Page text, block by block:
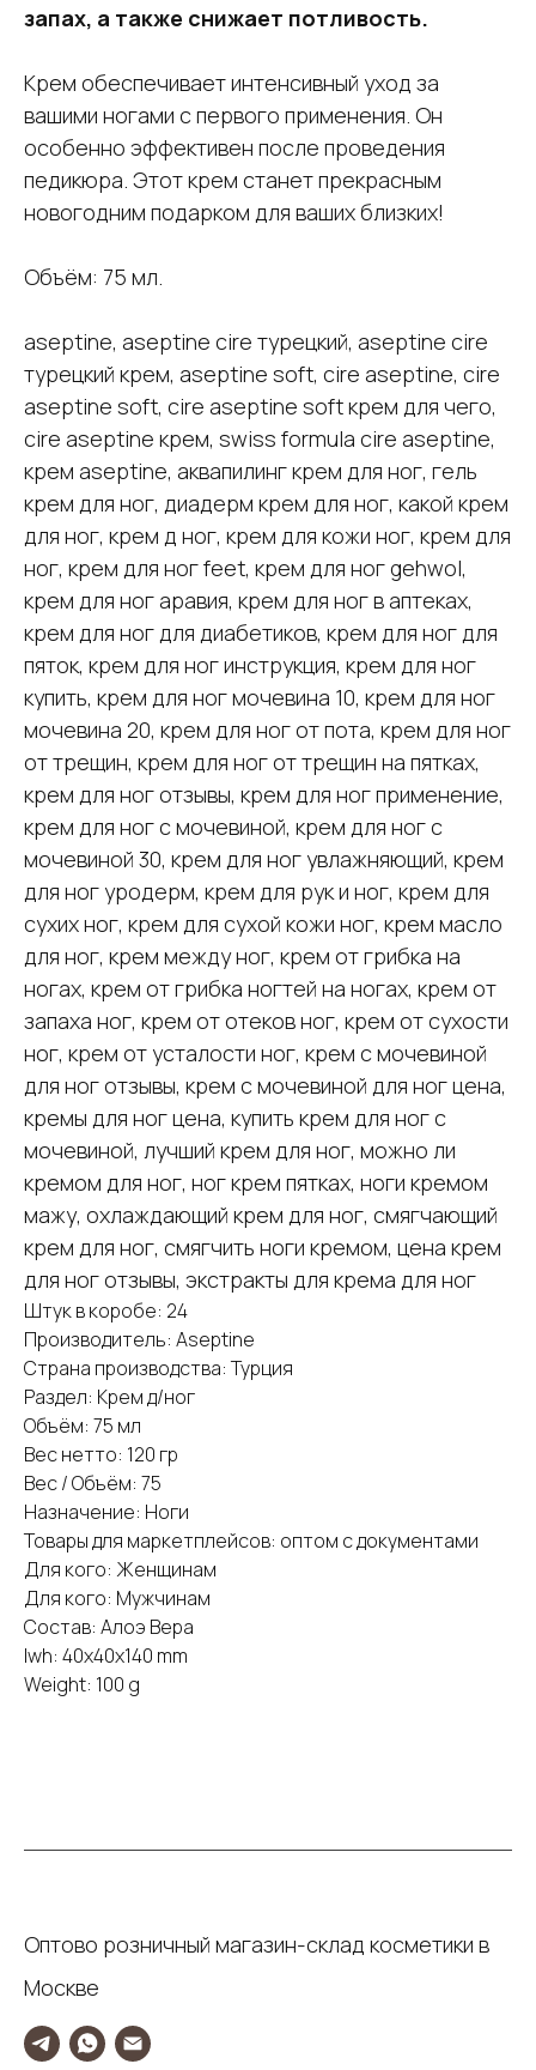
запах, а также снижает потливость.
Крем обеспечивает интенсивный уход за
вашими ногами с первого применения. Он
особенно эффективен после проведения
педикюра. Этот крем станет прекрасным
новогодним подарком для ваших близких!
Объём: 75 мл.
aseptine, aseptine cire турецкий, aseptine cire
турецкий крем, aseptine soft, cire aseptine, cire
aseptine soft, cire aseptine soft крем для чего,
cire aseptine крем, swiss formula cire aseptine,
крем aseptine, аквапилинг крем для ног, гель
крем для ног, диадерм крем для ног, какой крем
для ног, крем д ног, крем для кожи ног, крем для
ног, крем для ног feet, крем для ног gehwol,
крем для ног аравия, крем для ног в аптеках,
крем для ног для диабетиков, крем для ног для
пяток, крем для ног инструкция, крем для ног
купить, крем для ног мочевина 10, крем для ног
мочевина 20, крем для ног от пота, крем для ног
от трещин, крем для ног от трещин на пятках,
крем для ног отзывы, крем для ног применение,
крем для ног с мочевиной, крем для ног с
мочевиной 30, крем для ног увлажняющий, крем
для ног уродерм, крем для рук и ног, крем для
сухих ног, крем для сухой кожи ног, крем масло
для ног, крем между ног, крем от грибка на
ногах, крем от грибка ногтей на ногах, крем от
запаха ног, крем от отеков ног, крем от сухости
ног, крем от усталости ног, крем с мочевиной
для ног отзывы, крем с мочевиной для ног цена,
кремы для ног цена, купить крем для ног с
мочевиной, лучший крем для ног, можно ли
кремом для ног, ног крем пятках, ноги кремом
мажу, охлаждающий крем для ног, смягчающий
крем для ног, смягчить ноги кремом, цена крем
для ног отзывы, экстракты для крема для ног
Штук в коробе: 24
Производитель: Aseptine
Страна производства: Турция
Раздел: Крем д/ног
Объём: 75 мл
Вес нетто: 120 гр
Вес / Объём: 75
Назначение: Ноги
Товары для маркетплейсов: оптом с документами
Для кого: Женщинам
Для кого: Мужчинам
Состав: Алоэ Вера
lwh: 40x40x140 mm
Weight: 100 g
Оптово розничный магазин-склад косметики в
Москве